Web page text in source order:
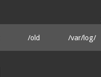
/old /var/log/